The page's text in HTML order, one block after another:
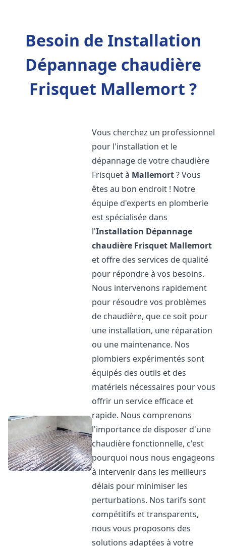
Besoin de Installation
Dépannage chaudière
Frisquet Mallemort ?
Vous cherchez un professionnel
pour l'installation et le
dépannage de votre chaudière
Frisquet à Mallemort? Vous
êtes au bon endroit ! Notre
équipe d'experts en plomberie
est spécialisée dans
l'Installation Dépannage
chaudière Frisquet Mallemort
et offre des services de qualité
pour répondre à vos besoins.
Nous intervenons rapidement
pour résoudre vos problèmes
de chaudière, que ce soit pour
une installation, une réparation
ou une maintenance. Nos
plombiers expérimentés sont
équipés des outils et des
matériels nécessaires pour vous
offrir un service efficace et
rapide. Nous comprenons
l'importance de disposer d'une
chaudière fonctionnelle, c'est
pourquoi nous nous engageons
à intervenir dans les meilleurs
délais pour minimiser les
perturbations. Nos tarifs sont
compétitifs et transparents,
nous vous proposons des
solutions adaptées à votre